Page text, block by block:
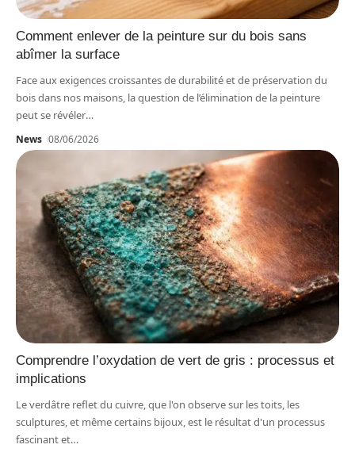
Comment enlever de la peinture sur du bois sans
abîmer la surface
Face aux exigences croissantes de durabilité et de préservation du
bois dans nos maisons, la question de l’élimination de la peinture
peut se révéler…
News 08/06/2026
Comprendre l’oxydation de vert de gris : processus et
implications
Le verdâtre reflet du cuivre, que l'on observe sur les toits, les
sculptures, et même certains bijoux, est le résultat d'un processus
fascinant et…